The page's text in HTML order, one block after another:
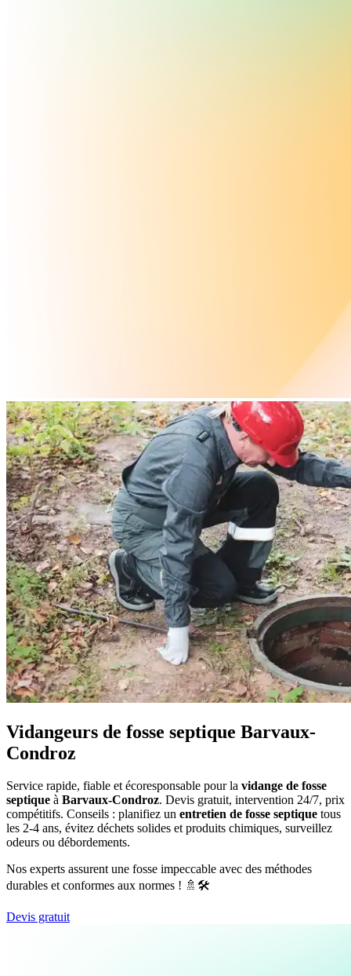
Vidangeurs de fosse septique Barvaux-
Condroz
Service rapide, fiable et écoresponsable pour la vidange de fosse
septique à Barvaux-Condroz. Devis gratuit, intervention 24/7, prix
compétitifs. Conseils : planifiez un entretien de fosse septique tous
les 2-4 ans, évitez déchets solides et produits chimiques, surveillez
odeurs ou débordements.
Nos experts assurent une fosse impeccable avec des méthodes
durables et conformes aux normes ! 🚿🛠️
Devis gratuit